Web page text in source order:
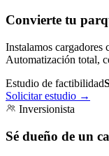
Convierte tu
Instalamos cargadores
Automatización total,
Estudio de factibilidad
Solicitar estudio →
Inversionista
Sé dueño de un